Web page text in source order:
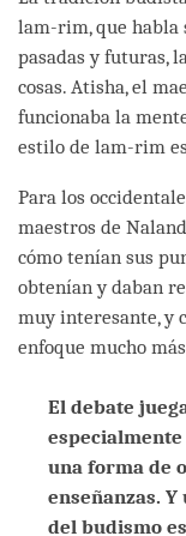
lam-rim, que habla
pasadas y futuras,
cosas. Atisha, el
funcionaba la
estilo de lam-rim
Para los
maestros de
cómo tenían sus
obtenían y daban
muy interesante, y
enfoque mucho
El debate
una forma de
enseñanzas.
del budismo